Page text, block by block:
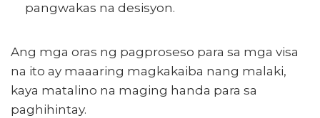
pangwakas na desisyon.
Ang mga oras ng pagproseso para sa mga visa
na ito ay maaaring magkakaiba nang malaki,
kaya matalino na maging handa para sa
paghihintay.